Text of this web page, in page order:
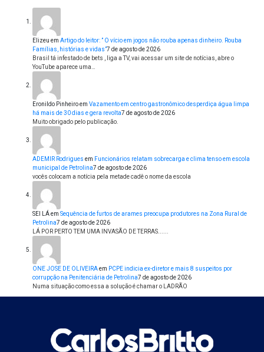
Elizeu em Artigo do leitor: ” O vício em jogos não rouba apenas dinheiro. Rouba
Famílias, histórias e vidas”7 de agosto de 2026
Brasil tá infestado de bets , liga a TV, vai acessar um site de notícias, abre o
YouTube aparece uma…
Eronildo Pinheiroem Vazamento em centro gastronômico desperdiça água limpa
há mais de 30 dias e gera revolta7 de agosto de 2026
Muito obrigado pelo publicação.
ADEMIR Rodrigues em Funcionários relatam sobrecarga e clima tenso em escola
municipal de Petrolina7 de agosto de 2026
vocês colocam a notícia pela metade cadê o nome da escola
SEI LÁem Sequência de furtos de arames preocupa produtores na Zona Rural de
Petrolina7 de agosto de 2026
LÁ POR PERTO TEM UMA INVASÃO DE TERRAS......
ONE JOSE DE OLIVEIRAem PCPE indicia ex-diretor e mais 8 suspeitos por
corrupção na Penitenciária de Petrolina7 de agosto de 2026
Numa situação como essa a solução é chamar o LADRÃO